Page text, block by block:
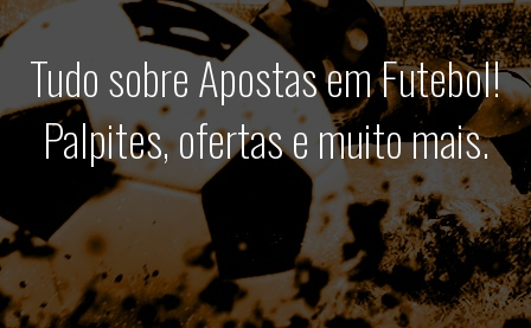
Tudo sobre Apostas em Futebol!
Palpites, ofertas e muito mais.